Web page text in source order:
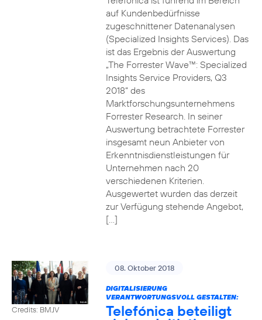
auf Kundenbedürfnisse
zugeschnittener Datenanalysen
(Specialized Insights Services). Das
ist das Ergebnis der Auswertung
„The Forrester Wave™: Specialized
Insights Service Providers, Q3
2018“ des
Marktforschungsunternehmens
Forrester Research. In seiner
Auswertung betrachtete Forrester
insgesamt neun Anbieter von
Erkenntnisdienstleistungen für
Unternehmen nach 20
verschiedenen Kriterien.
Ausgewertet wurden das derzeit
zur Verfügung stehende Angebot,
[…]
Credits: BMJV
08. Oktober 2018
DIGITALISIERUNG
VERANTWORTUNGSVOLL GESTALTEN:
Telefónica beteiligt